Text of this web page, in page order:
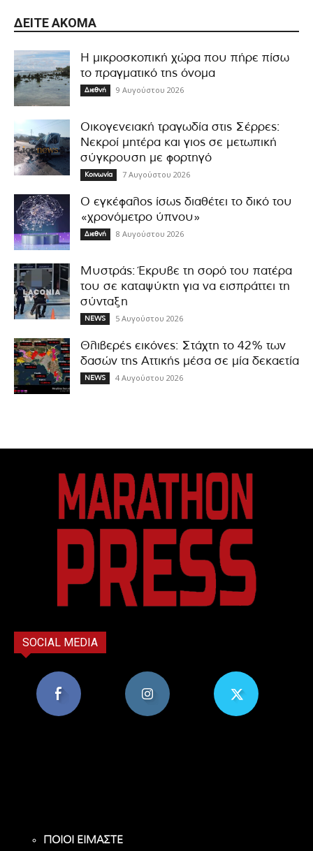
ΔΕΊΤΕ ΑΚΌΜΑ
Η μικροσκοπική χώρα που πήρε πίσω
το πραγματικό της όνομα
Διεθνή 9 Αυγούστου 2026
Οικογενειακή τραγωδία στις Σέρρες:
Νεκροί μητέρα και γιος σε μετωπική
σύγκρουση με φορτηγό
Κοινωνία 7 Αυγούστου 2026
Ο εγκέφαλος ίσως διαθέτει το δικό του
«χρονόμετρο ύπνου»
Διεθνή 8 Αυγούστου 2026
Μυστράς: Έκρυβε τη σορό του πατέρα
του σε καταψύκτη για να εισπράττει τη
σύνταξη
NEWS 5 Αυγούστου 2026
Θλιβερές εικόνες: Στάχτη το 42% των
δασών της Αττικής μέσα σε μία δεκαετία
NEWS 4 Αυγούστου 2026
SOCIAL MEDIA
ΠΟΙΟΙ ΕΙΜΑΣΤΕ